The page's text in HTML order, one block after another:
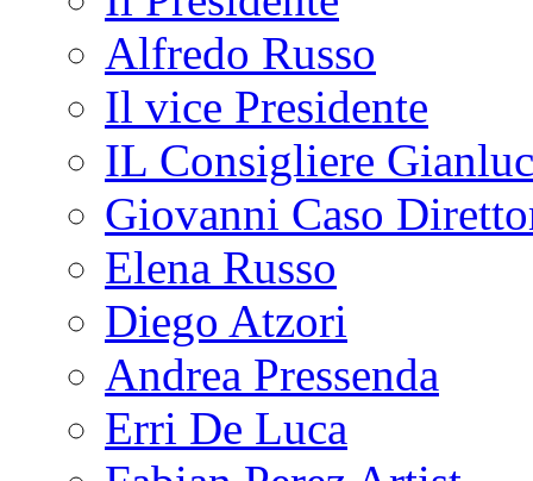
Alfredo Russo
Il vice Presidente
IL Consigliere
Giovanni Caso
Elena Russo
Diego Atzori
Andrea Pressenda
Erri De Luca